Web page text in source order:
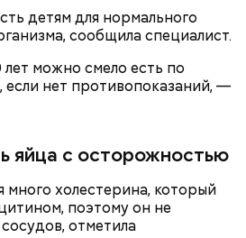
детям для нормального
сообщила специалист.
можно смело есть по
если нет противопоказаний, —
яйца с осторожностью
много холестерина, который
поэтому он не
отметила